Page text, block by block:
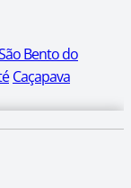
Bento do
Caçapava